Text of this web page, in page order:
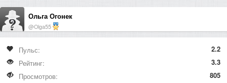
Ольга Огонек
@Olga55
Пульс:
2.2
Рейтинг:
3.3
Просмотров:
805